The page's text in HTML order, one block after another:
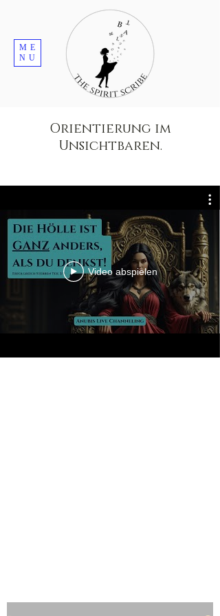
ME
NU
Orientierung im
Unsichtbaren.
Video abspielen